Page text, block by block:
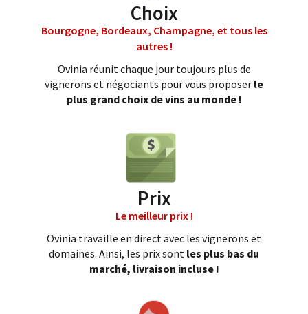
Choix
Bourgogne, Bordeaux, Champagne, et tous les
autres !
Ovinia réunit chaque jour toujours plus de
vignerons et négociants pour vous proposer le
plus grand choix de vins au monde !
Prix
Le meilleur prix !
Ovinia travaille en direct avec les vignerons et
domaines. Ainsi, les prix sont les plus bas du
marché, livraison incluse !